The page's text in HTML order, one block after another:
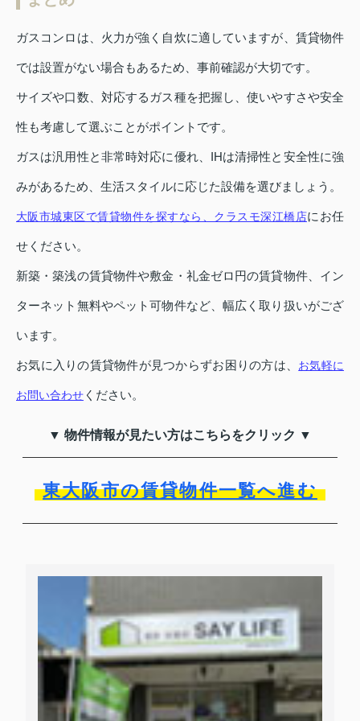
ガスコンロは、火力が強く自炊に適していますが、賃貸物件
では設置がない場合もあるため、事前確認が大切です。
サイズや口数、対応するガス種を把握し、使いやすさや安全
性も考慮して選ぶことがポイントです。
ガスは汎用性と非常時対応に優れ、IHは清掃性と安全性に強
みがあるため、生活スタイルに応じた設備を選びましょう。
大阪市城東区で賃貸物件を探すなら、クラスモ深江橋店にお任
せください。
新築・築浅の賃貸物件や敷金・礼金ゼロ円の賃貸物件、イン
ターネット無料やペット可物件など、幅広く取り扱いがござ
います。
お気に入りの賃貸物件が見つからずお困りの方は、 お気軽に
お問い合わせ ください。
▼ 物件情報が見たい方はこちらをクリック ▼
東大阪市の賃貸物件一覧へ進む